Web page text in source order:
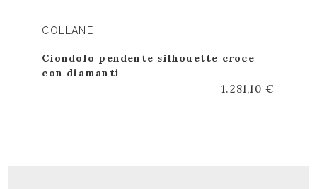
COLLANE
Ciondolo pendente silhouette croce
con diamanti
1.281,10 €